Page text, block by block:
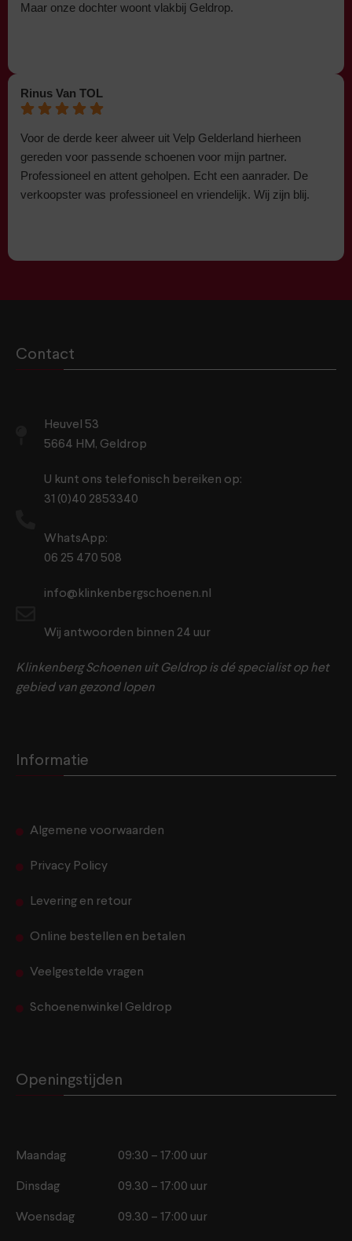
Maar onze dochter woont vlakbij Geldrop.
Rinus Van TOL
Voor de derde keer alweer uit Velp Gelderland hierheen
gereden voor passende schoenen voor mijn partner.
Professioneel en attent geholpen. Echt een aanrader. De
verkoopster was professioneel en vriendelijk. Wij zijn blij.
Contact
Heuvel 53
5664 HM, Geldrop
U kunt ons telefonisch bereiken op:
31 (0)40 2853340
WhatsApp:
06 25 470 508
info@klinkenbergschoenen.nl
Wij antwoorden binnen 24 uur
Klinkenberg Schoenen uit Geldrop is dé specialist op het
gebied van gezond lopen
Informatie
Algemene voorwaarden
Privacy Policy
Levering en retour
Online bestellen en betalen
Veelgestelde vragen
Schoenenwinkel Geldrop
Openingstijden
Maandag 09:30 – 17:00 uur
Dinsdag 09.30 – 17:00 uur
Woensdag 09.30 – 17:00 uur